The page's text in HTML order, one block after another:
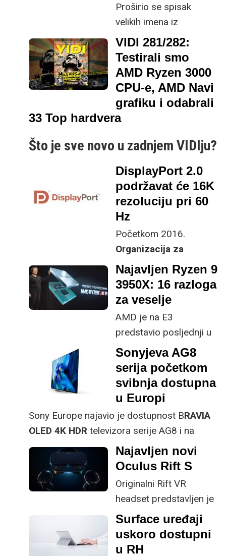
AG273QZ modelu s
iznimnim
osvježavanjem ekrana
od 240 Hz.
Proširio se spisak
velikih imena iz
mobilnog svijeta koji su
odustali od nastupa na
MWC-u u Barceloni.
VIDI 281/282:
Testirali smo
AMD Ryzen 3000
CPU-e, AMD Navi
grafiku i odabrali
33 Top hardvera
Što je sve novo u zadnjem VIDIju?
U novom broju časopisa
VIDI br. 281/282
koji možete pronaći na svim kioscima u
Hrvatskoj donosimo vam veliku temu o 33
Top hardvera današnjice
11 atraktivnih
kategorija opisali smo33 top uređaja
možete nabaviti na tržištu.
DisplayPort 2.0
podržavat će 16K
rezoluciju pri 60
Hz
Početkom 2016.
Organizacija za
tehnološke standare
VESApredstavila je
DisplayPort 1.4
koji je
postao „zlatni
standard“, a on od
sljedeće godine polako
odlazi u zaborav.
Najavljen Ryzen 9
3950X: 16 razloga
za veselje
AMD je na E3
predstavio posljednji u
Ryzen 3000 obitelji
procesora, ali
istovremeno i prvi 16-
jezgreni procesor -
Ryzen 9 3950X
Sonyjeva AG8
serija početkom
svibnja dostupna
u Europi
Sony Europe najavio je dostupnost BRAVIA
OLED 4K HDR televizora serije AG8 i na
našem kontinentu.
Najavljen novi
Oculus Rift S
Originalni Rift VR
headset predstavljen je
sad već davne 2016., a
Oculus je na
ovogodišnjoj Game
Surface uređaji
uskoro dostupni
u RH